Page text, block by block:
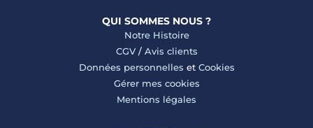
QUI SOMMES NOUS ?
Notre Histoire
CGV/ Avis clients
Données personnelles et Cookies
Gérer mes cookies
Mentions légales